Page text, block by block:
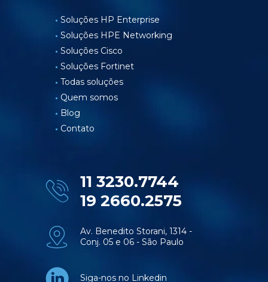
Soluções HP Enterprise
Soluções HPE Networking
Soluções Cisco
Soluções Fortinet
Todas soluções
Quem somos
Blog
Contato
11 3230.7744
19 2660.2575
Av. Benedito Storani, 1314 -
Conj. 05 e 06 - São Paulo
Siga-nos no Linkedin